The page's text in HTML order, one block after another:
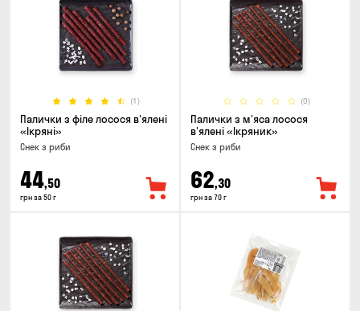
(1)
Палички з філе лосося в'ялені
«Ікряні»
Снек з риби
44,50
грн за 50 г
(0)
Палички з м'яса лосося
в'ялені «Ікряник»
Снек з риби
62,30
грн за 70 г